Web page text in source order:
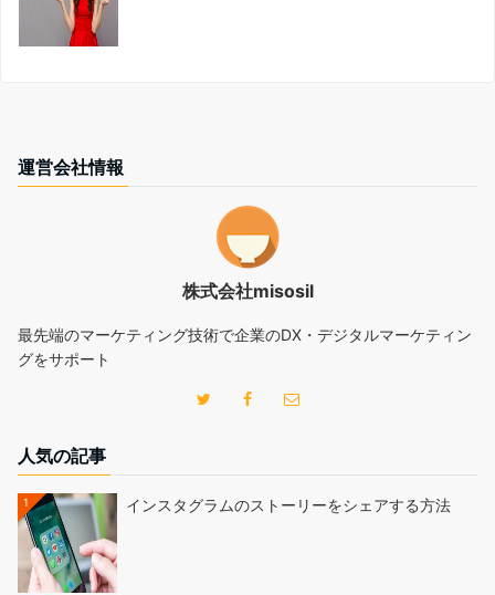
運営会社情報
株式会社misosil
最先端のマーケティング技術で企業のDX・デジタルマーケティン
グをサポート
人気の記事
1 インスタグラムのストーリーをシェアする方法